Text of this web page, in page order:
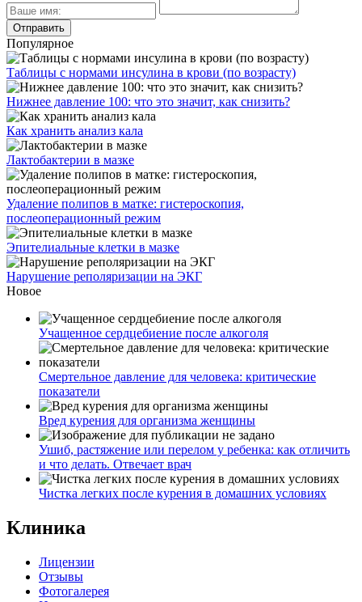
Популярное
Таблицы с нормами инсулина в крови (по возрасту)
Нижнее давление 100: что это значит, как снизить?
Как хранить анализ кала
Лактобактерии в мазке
Удаление полипов в матке: гистероскопия,
послеоперационный режим
Эпителиальные клетки в мазке
Нарушение реполяризации на ЭКГ
Новое
Учащенное сердцебиение после алкоголя
Смертельное давление для человека: критические
показатели
Вред курения для организма женщины
Ушиб, растяжение или перелом у ребенка: как отличить
и что делать. Отвечает врач
Чистка легких после курения в домашних условиях
Клиника
Лицензии
Отзывы
Фотогалерея